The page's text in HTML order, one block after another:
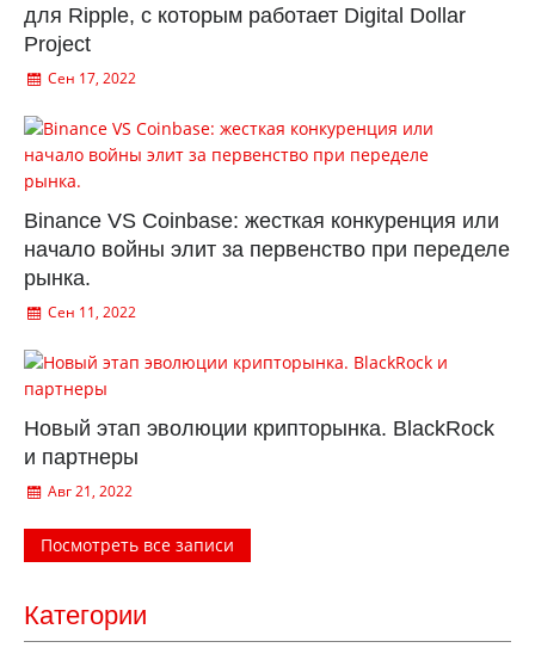
для Ripple, с которым работает Digital Dollar
Project
Сен 17, 2022
Binance VS Coinbase: жесткая конкуренция или
начало войны элит за первенство при переделе
рынка.
Сен 11, 2022
Новый этап эволюции крипторынка. BlackRock
и партнеры
Авг 21, 2022
Посмотреть все записи
Категории